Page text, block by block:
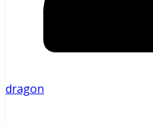
dragon